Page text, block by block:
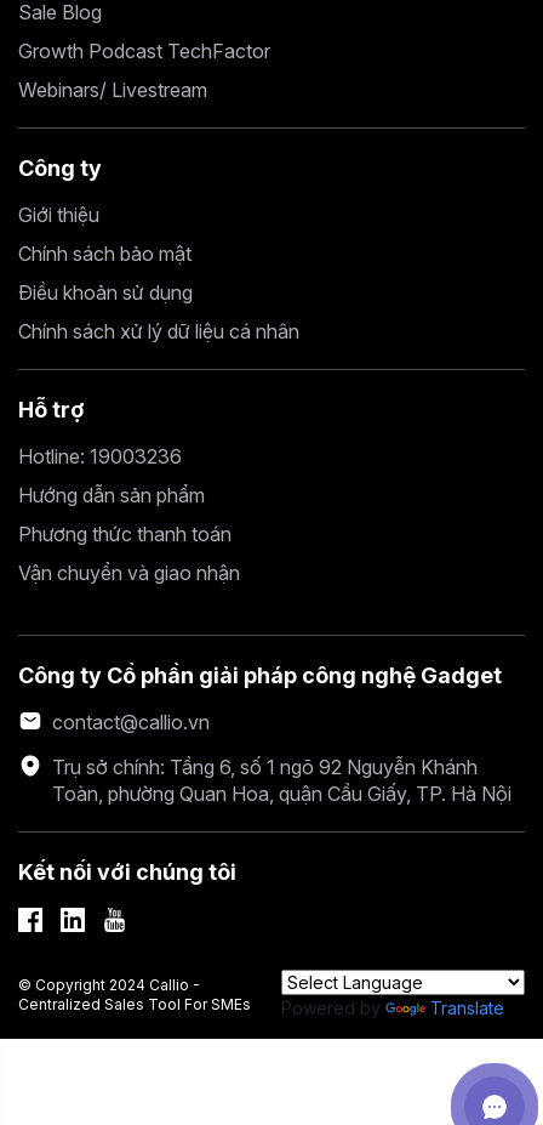
Sale Blog
Growth Podcast TechFactor
Webinars/ Livestream
Công ty
Giới thiệu
Chính sách bảo mật
Điều khoản sử dụng
Chính sách xử lý dữ liệu cá nhân
Hỗ trợ
Hotline: 19003236
Hướng dẫn sản phẩm
Phương thức thanh toán
Vận chuyển và giao nhận
Công ty Cổ phần giải pháp công nghệ Gadget
contact@callio.vn
Trụ sở chính: Tầng 6, số 1 ngõ 92 Nguyễn Khánh
Toàn, phường Quan Hoa, quận Cầu Giấy, TP. Hà Nội
Kết nối với chúng tôi
© Copyright 2024 Callio -
Centralized Sales Tool For SMEs
Powered by Translate